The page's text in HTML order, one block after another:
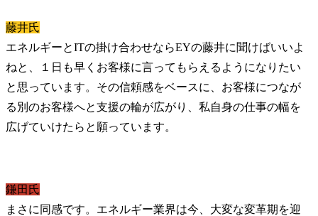
藤井氏
エネルギーとITの掛け合わせならEYの藤井に聞けばいいよ
ねと、１日も早くお客様に言ってもらえるようになりたい
と思っています。その信頼感をベースに、お客様につなが
る別のお客様へと支援の輪が広がり、私自身の仕事の幅を
広げていけたらと願っています。
鎌田氏
まさに同感です。エネルギー業界は今、大変な変革期を迎